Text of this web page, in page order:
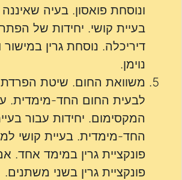
ונוסחת פואסון. בעיה
בעיית קושי. יחידות של
דיריכלה. נוסחת גרין
נוימן.
משוואת החום. שיטת
לבעית החום החד-מימדית.
המקסימום. יחידות עבור
החד-מימדית. בעיית קושי
פונקציית גרין במימד אחד.
פונקציית גרין בשני משתנים.